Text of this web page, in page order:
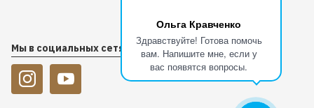
Ольга Кравченко
Здравствуйте! Готова помочь
вам. Напишите мне, если у
вас появятся вопросы.
Мы в социальных сетях